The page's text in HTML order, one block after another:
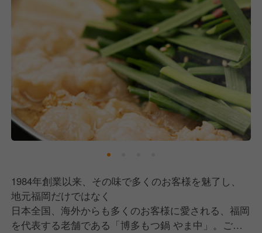
1984年創業以来、その味で多くのお客様を魅了し、
地元福岡だけではなく
日本全国、海外からも多くのお客様に愛される、福岡
を代表する老舗である「博多もつ鍋 やま中」。ご来